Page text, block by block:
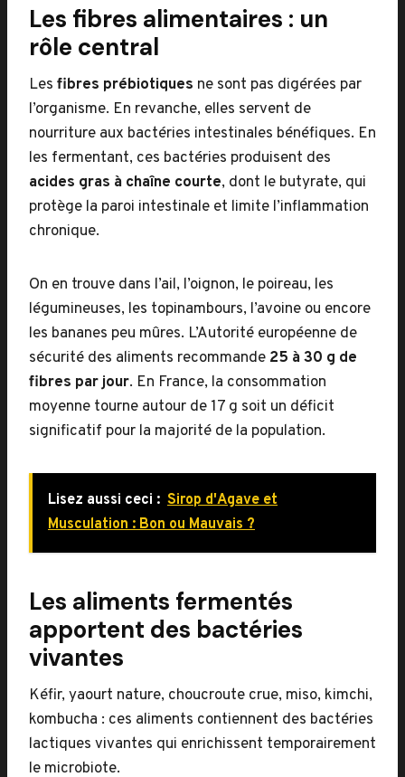
Les fibres alimentaires : un
rôle central
Les fibres prébiotiques ne sont pas digérées par
l’organisme. En revanche, elles servent de
nourriture aux bactéries intestinales bénéfiques. En
les fermentant, ces bactéries produisent des
acides gras à chaîne courte, dont le butyrate, qui
protège la paroi intestinale et limite l’inflammation
chronique.
On en trouve dans l’ail, l’oignon, le poireau, les
légumineuses, les topinambours, l’avoine ou encore
les bananes peu mûres. L’Autorité européenne de
sécurité des aliments recommande 25 à 30 g de
fibres par jour. En France, la consommation
moyenne tourne autour de 17 g soit un déficit
significatif pour la majorité de la population.
Lisez aussi ceci : Sirop d'Agave et
Musculation : Bon ou Mauvais ?
Les aliments fermentés
apportent des bactéries
vivantes
Kéfir, yaourt nature, choucroute crue, miso, kimchi,
kombucha : ces aliments contiennent des bactéries
lactiques vivantes qui enrichissent temporairement
le microbiote.